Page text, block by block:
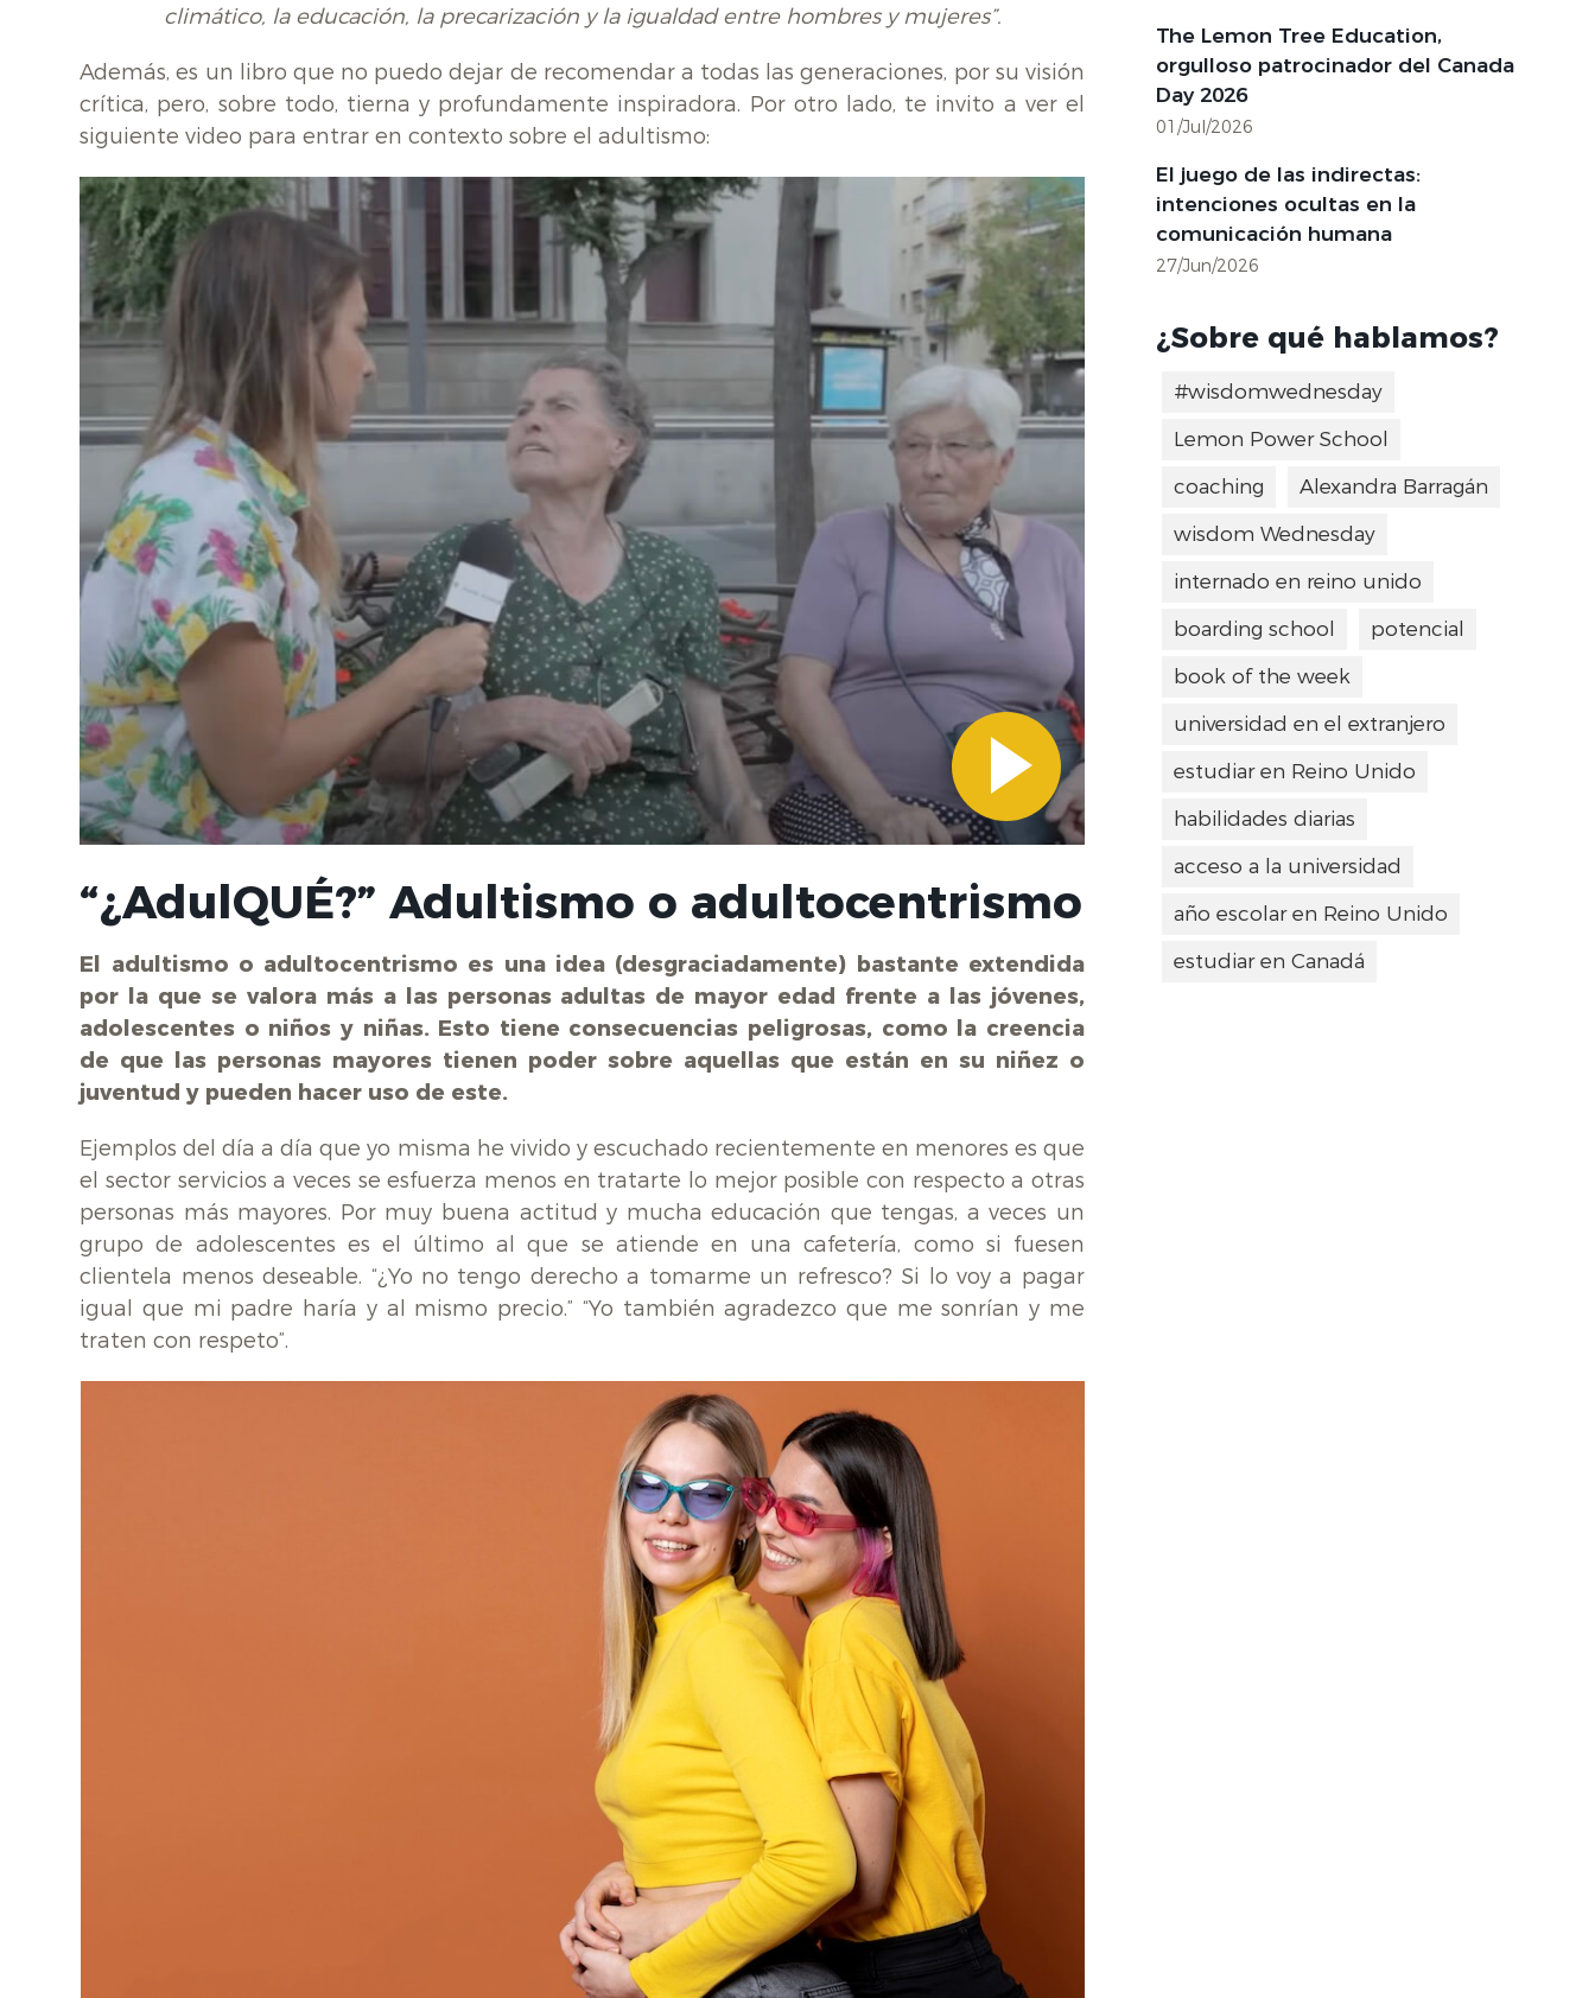
climático, la educación, la precarización y la igualdad entre hombres y mujeres”.
Además, es un libro que no puedo dejar de recomendar a todas las generaciones, por su visión
crítica, pero, sobre todo, tierna y profundamente inspiradora. Por otro lado, te invito a ver el
siguiente video para entrar en contexto sobre el adultismo:
“¿AdulQUÉ?” Adultismo o adultocentrismo
El adultismo o adultocentrismo es una idea (desgraciadamente) bastante extendida
por la que se valora más a las personas adultas de mayor edad frente a las jóvenes,
adolescentes o niños y niñas. Esto tiene consecuencias peligrosas, como la creencia
de que las personas mayores tienen poder sobre aquellas que están en su niñez o
juventud y pueden hacer uso de este.
Ejemplos del día a día que yo misma he vivido y escuchado recientemente en menores es que
el sector servicios a veces se esfuerza menos en tratarte lo mejor posible con respecto a otras
personas más mayores. Por muy buena actitud y mucha educación que tengas, a veces un
grupo de adolescentes es el último al que se atiende en una cafetería, como si fuesen
clientela menos deseable. “¿Yo no tengo derecho a tomarme un refresco? Si lo voy a pagar
igual que mi padre haría y al mismo precio.” “Yo también agradezco que me sonrían y me
traten con respeto”.
The Lemon Tree Education,
orgulloso patrocinador del Canada
Day 2026
01/Jul/2026
El juego de las indirectas:
intenciones ocultas en la
comunicación humana
27/Jun/2026
¿Sobre qué hablamos?
#wisdomwednesday
Lemon Power School
coaching
Alexandra Barragán
wisdom Wednesday
internado en reino unido
boarding school
potencial
book of the week
universidad en el extranjero
estudiar en Reino Unido
habilidades diarias
acceso a la universidad
año escolar en Reino Unido
estudiar en Canadá